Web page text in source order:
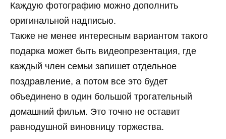
Каждую фотографию можно дополнить
оригинальной надписью.
Также не менее интересным вариантом такого
подарка может быть видеопрезентация, где
каждый член семьи запишет отдельное
поздравление, а потом все это будет
объединено в один большой трогательный
домашний фильм. Это точно не оставит
равнодушной виновницу торжества.